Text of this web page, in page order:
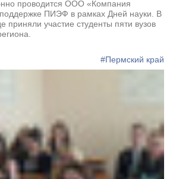
проводится ООО «Компания
ПИЭФ в рамках Дней науки. В
приняли участие студенты пяти вузов
#Пермский край